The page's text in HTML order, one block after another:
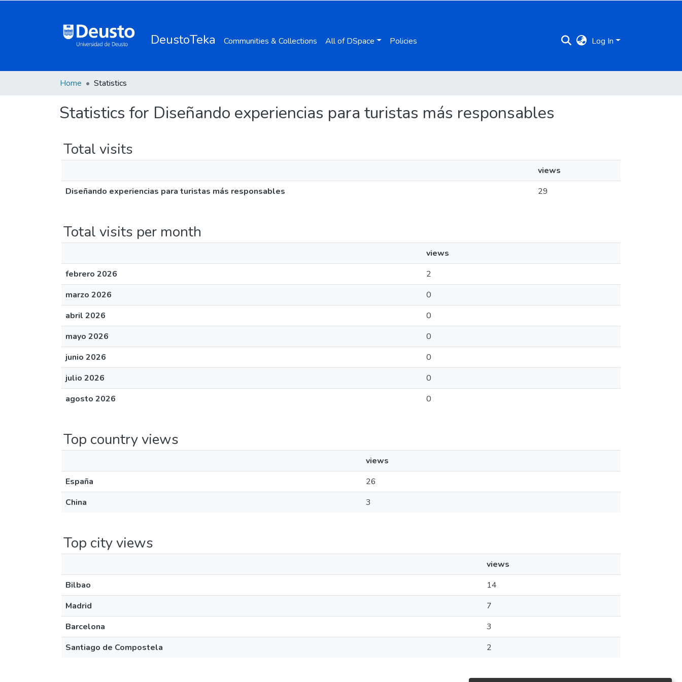
DeustoTeka Communities & Collections All of DSpace Policies Log In
Home Statistics
Statistics for Diseñando experiencias para turistas más responsables
Total visits
views
Diseñando experiencias para turistas más responsables
29
Total visits per month
views
febrero 2026
2
marzo 2026
0
abril 2026
0
mayo 2026
0
junio 2026
0
julio 2026
0
agosto 2026
0
Top country views
views
España
26
China
3
Top city views
views
Bilbao
14
Madrid
7
Barcelona
3
Santiago de Compostela
2